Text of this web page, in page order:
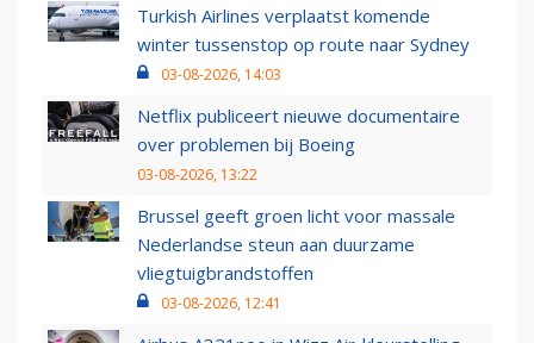
Turkish Airlines verplaatst komende
winter tussenstop op route naar Sydney
03-08-2026, 14:03
Netflix publiceert nieuwe documentaire
over problemen bij Boeing
03-08-2026, 13:22
Brussel geeft groen licht voor massale
Nederlandse steun aan duurzame
vliegtuigbrandstoffen
03-08-2026, 12:41